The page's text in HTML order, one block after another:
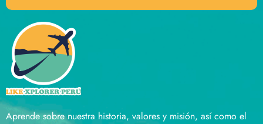
Aprende sobre nuestra historia, valores y misión, así como el